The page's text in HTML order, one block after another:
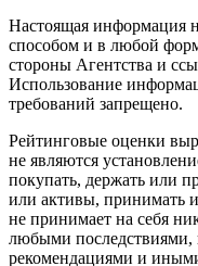
Настоящая информация
способом и в любой
стороны Агентства и
Использование
требований запрещено.
Рейтинговые оценки
не являются
покупать, держать или
или активы, принимать
не принимает на себя
любыми последствиями,
рекомендациями и